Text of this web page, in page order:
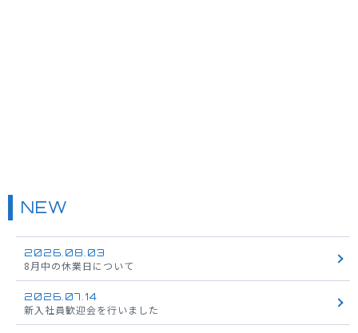
NEW
2026.08.03
8月中の休業日について
2026.07.14
新入社員歓迎会を行いました